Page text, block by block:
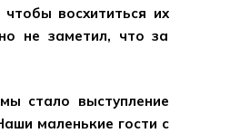
восхититься их
не заметил, что за
стало выступление
маленькие гости с